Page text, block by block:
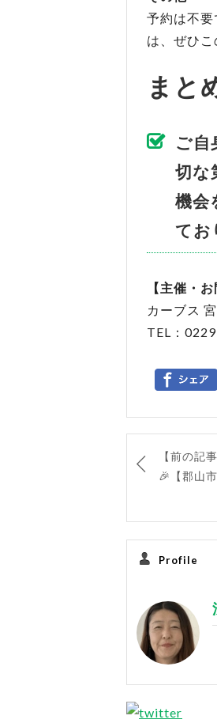
予約は不
は、ぜひこ
まと
ご自
切な
機会
てお
【主催・
カーブス
TEL：
【前の記事
🎉【郡山
Profile